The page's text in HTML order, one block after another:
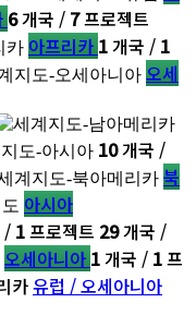
6개국 / 7프로젝트
아프리카 1개국 / 1
오세
10개국 /
북
아시아
/ 1프로젝트 29개국 /
오세아니아 1개국 / 1프
카유럽 / 오세아니아